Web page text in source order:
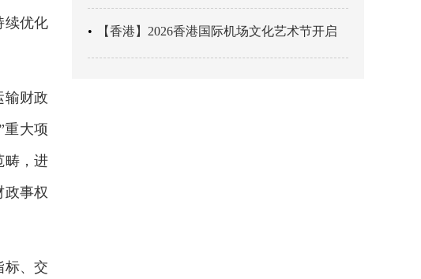
续优化
输财政
重大项
畴，进
政事权
标、交
【香港】2026香港国际机场文化艺术节开启